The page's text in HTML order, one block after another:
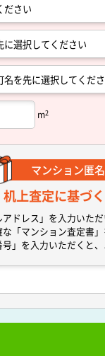
m2
マンション匿
机上査定に基づく
アドレス」を入力いた
な 「マンション査定書」
号」を入力いただくと